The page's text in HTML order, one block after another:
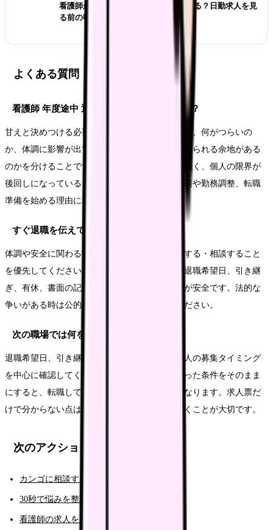
看護師が夜勤なしにすると給料は下がる？日勤求人を見
る前の収入チェック
よくある質問
看護師 年度途中 退職で悩むのは甘えですか？
甘えと決めつける必要はありません。大切なのは、何がつらいの
か、体調に影響が出ているのか、今の職場で変えられる余地がある
のかを分けることです。年度単位で働く空気が強く、個人の限界が
後回しになっていることが続いているなら、相談や勤務調整、転職
準備を始める理由になります。
すぐ退職を伝えてもいいですか？
体調や安全に関わる状態なら、まず休む・受診する・相談すること
を優先してください。退職意思が固い場合も、退職希望日、引き継
ぎ、有休、書面の記録を整理してから伝える方が安全です。法的な
争いがある時は公的窓口や専門家に相談してください。
次の職場では何を確認すればいいですか？
退職希望日、引き継ぎ期間、次の入職時期、求人の募集タイミング
を中心に確認してください。今の職場でつらかった条件をそのまま
にすると、転職しても同じ悩みが再発しやすくなります。求人票だ
けで分からない点は、面接や見学で具体的に聞くことが大切です。
次のアクション
カンゴに相談する（AI相談）
30秒で悩みを整理する（悩み診断）
看護師の求人を見る